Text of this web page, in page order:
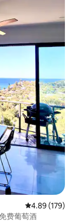
平均评分 4.89
4.89 (179)
费葡萄酒